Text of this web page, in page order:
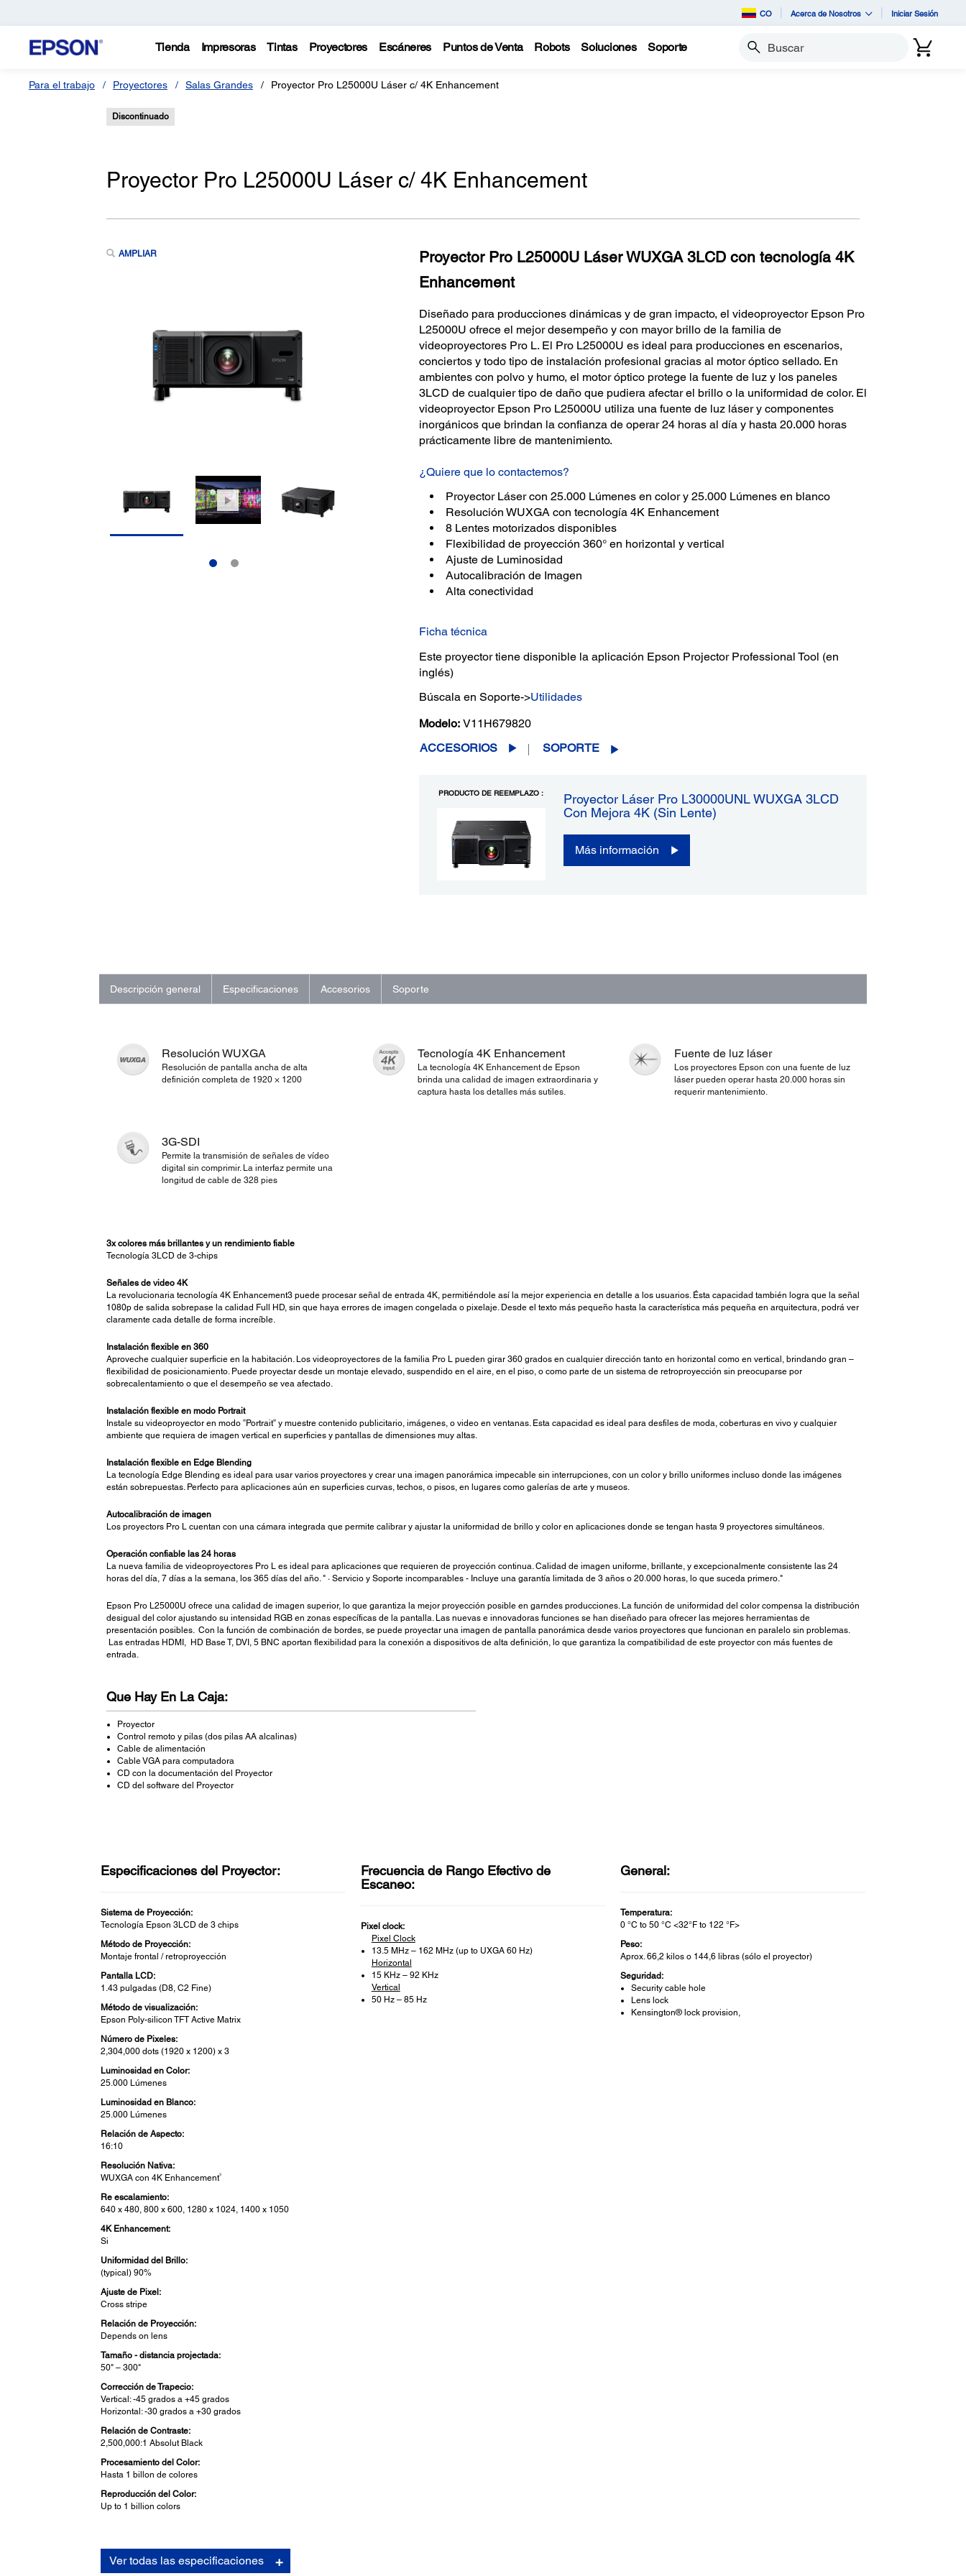
CO Acerca de Nosotros Iniciar Sesión
Tienda Impresoras Tintas Proyectores Escáneres Puntos de Venta Robots Soluciones Soporte Buscar
Para el trabajo Proyectores Salas Grandes Proyector Pro L25000U Láser c/ 4K Enhancement
Discontinuado
Proyector Pro L25000U Láser c/ 4K Enhancement
AMPLIAR
Proyector Pro L25000U Láser WUXGA 3LCD con tecnología 4K
Enhancement
Diseñado para producciones dinámicas y de gran impacto, el videoproyector Epson Pro
L25000U ofrece el mejor desempeño y con mayor brillo de la familia de
videoproyectores Pro L. El Pro L25000U es ideal para producciones en escenarios,
conciertos y todo tipo de instalación profesional gracias al motor óptico sellado. En
ambientes con polvo y humo, el motor óptico protege la fuente de luz y los paneles
3LCD de cualquier tipo de daño que pudiera afectar el brillo o la uniformidad de color. El
videoproyector Epson Pro L25000U utiliza una fuente de luz láser y componentes
inorgánicos que brindan la confianza de operar 24 horas al día y hasta 20.000 horas
prácticamente libre de mantenimiento.
¿Quiere que lo contactemos?
Proyector Láser con 25.000 Lúmenes en color y 25.000 Lúmenes en blanco
Resolución WUXGA con tecnología 4K Enhancement
8 Lentes motorizados disponibles
Flexibilidad de proyección 360° en horizontal y vertical
Ajuste de Luminosidad
Autocalibración de Imagen
Alta conectividad
Ficha técnica
Este proyector tiene disponible la aplicación Epson Projector Professional Tool (en
inglés)
Búscala en Soporte->Utilidades
Modelo: V11H679820
ACCESORIOS
SOPORTE
PRODUCTO DE REEMPLAZO :
Proyector Láser Pro L30000UNL WUXGA 3LCD
Con Mejora 4K (sin Lente)
Más información
Descripción general Especificaciones Accesorios Soporte
Resolución WUXGA
Resolución de pantalla ancha de alta
definición completa de 1920 × 1200
Tecnología 4K Enhancement
La tecnología 4K Enhancement de Epson
brinda una calidad de imagen extraordinaria y
captura hasta los detalles más sutiles.
Fuente de luz láser
Los proyectores Epson con una fuente de luz
láser pueden operar hasta 20.000 horas sin
requerir mantenimiento.
3G-SDI
Permite la transmisión de señales de vídeo
digital sin comprimir. La interfaz permite una
longitud de cable de 328 pies
3x colores más brillantes y un rendimiento fiable
Tecnología 3LCD de 3-chips
Señales de video 4K
La revolucionaria tecnología 4K Enhancement3 puede procesar señal de entrada 4K, permitiéndole así la mejor experiencia en detalle a los usuarios. Ésta capacidad también logra que la señal
1080p de salida sobrepase la calidad Full HD, sin que haya errores de imagen congelada o pixelaje. Desde el texto más pequeño hasta la característica más pequeña en arquitectura, podrá ver
claramente cada detalle de forma increíble.
Instalación flexible en 360
Aproveche cualquier superficie en la habitación. Los videoproyectores de la familia Pro L pueden girar 360 grados en cualquier dirección tanto en horizontal como en vertical, brindando gran –
flexibilidad de posicionamiento. Puede proyectar desde un montaje elevado, suspendido en el aire, en el piso, o como parte de un sistema de retroproyección sin preocuparse por
sobrecalentamiento o que el desempeño se vea afectado.
Instalación flexible en modo Portrait
Instale su videoproyector en modo ”Portrait” y muestre contenido publicitario, imágenes, o video en ventanas. Esta capacidad es ideal para desfiles de moda, coberturas en vivo y cualquier
ambiente que requiera de imagen vertical en superficies y pantallas de dimensiones muy altas.
Instalación flexible en Edge Blending
La tecnología Edge Blending es ideal para usar varios proyectores y crear una imagen panorámica impecable sin interrupciones, con un color y brillo uniformes incluso donde las imágenes
están sobrepuestas. Perfecto para aplicaciones aún en superficies curvas, techos, o pisos, en lugares como galerías de arte y museos.
Autocalibración de imagen
Los proyectors Pro L cuentan con una cámara integrada que permite calibrar y ajustar la uniformidad de brillo y color en aplicaciones donde se tengan hasta 9 proyectores simultáneos.
Operación confiable las 24 horas
La nueva familia de videoproyectores Pro L es ideal para aplicaciones que requieren de proyección continua. Calidad de imagen uniforme, brillante, y excepcionalmente consistente las 24
horas del día, 7 días a la semana, los 365 días del año. " · Servicio y Soporte incomparables - Incluye una garantía limitada de 3 años o 20.000 horas, lo que suceda primero."
Epson Pro L25000U ofrece una calidad de imagen superior, lo que garantiza la mejor proyección posible en garndes producciones. La función de uniformidad del color compensa la distribución
desigual del color ajustando su intensidad RGB en zonas específicas de la pantalla. Las nuevas e innovadoras funciones se han diseñado para ofrecer las mejores herramientas de
presentación posibles. Con la función de combinación de bordes, se puede proyectar una imagen de pantalla panorámica desde varios proyectores que funcionan en paralelo sin problemas.
Las entradas HDMI, HD Base T, DVI, 5 BNC aportan flexibilidad para la conexión a dispositivos de alta definición, lo que garantiza la compatibilidad de este proyector con más fuentes de
entrada.
Que Hay En La Caja:
Proyector
Control remoto y pilas (dos pilas AA alcalinas)
Cable de alimentación
Cable VGA para computadora
CD con la documentación del Proyector
CD del software del Proyector
Especificaciones del Proyector:
Sistema de Proyección:
Tecnología Epson 3LCD de 3 chips
Método de Proyección:
Montaje frontal / retroproyección
Pantalla LCD:
1.43 pulgadas (D8, C2 Fine)
Método de visualización:
Epson Poly-silicon TFT Active Matrix
Número de Pixeles:
2,304,000 dots (1920 x 1200) x 3
Luminosidad en Color:
25.000 Lúmenes
Luminosidad en Blanco:
25.000 Lúmenes
Relación de Aspecto:
16:10
Resolución Nativa:
WUXGA con 4K Enhancement3
Re escalamiento:
640 x 480, 800 x 600, 1280 x 1024, 1400 x 1050
4K Enhancement:
Si
Uniformidad del Brillo:
(typical) 90%
Ajuste de Pixel:
Cross stripe
Relación de Proyección:
Depends on lens
Tamaño - distancia projectada:
50" – 300"
Corrección de Trapecio:
Vertical: -45 grados a +45 grados
Horizontal: -30 grados a +30 grados
Relación de Contraste:
2,500,000:1 Absolut Black
Procesamiento del Color:
Hasta 1 billon de colores
Reproducción del Color:
Up to 1 billion colors
Frecuencia de Rango Efectivo de
Escaneo:
Pixel clock:
Pixel Clock
13.5 MHz – 162 MHz (up to UXGA 60 Hz)
Horizontal
15 KHz – 92 KHz
Vertical
50 Hz – 85 Hz
General:
Temperatura:
0 °C to 50 °C <32°F to 122 °F>
Peso:
Aprox. 66,2 kilos o 144,6 libras (sólo el proyector)
Seguridad:
Security cable hole
Lens lock
Kensington® lock provision,
Ver todas las especificaciones